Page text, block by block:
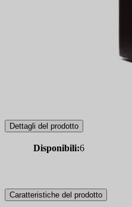
Dettagli del prodotto
Disponibili:6
Caratteristiche del prodotto